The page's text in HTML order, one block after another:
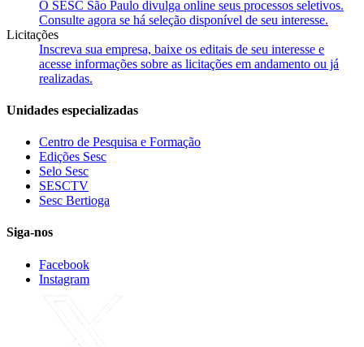
O SESC São Paulo divulga online seus processos seletivos.
Consulte agora se há seleção disponível de seu interesse.
Licitações
Inscreva sua empresa, baixe os editais de seu interesse e
acesse informações sobre as licitações em andamento ou já
realizadas.
Unidades especializadas
Centro de Pesquisa e Formação
Edições Sesc
Selo Sesc
SESCTV
Sesc Bertioga
Siga-nos
Facebook
Instagram